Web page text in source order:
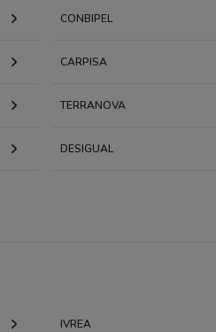
CONBIPEL
CARPISA
TERRANOVA
DESIGUAL
IVREA